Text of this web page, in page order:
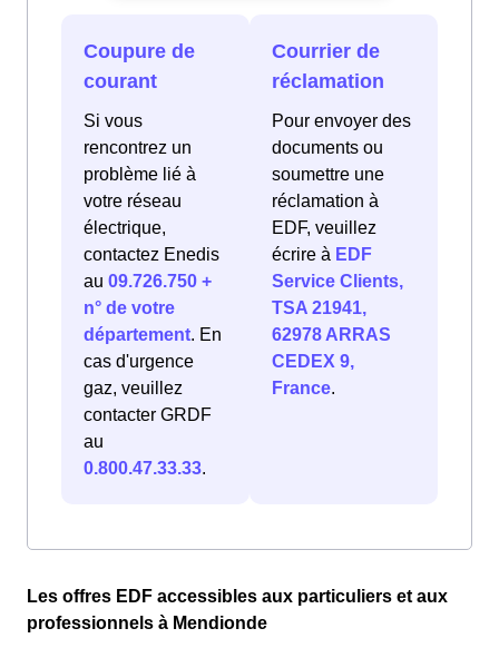
Coupure de
courant
Si vous
rencontrez un
problème lié à
votre réseau
électrique,
contactez Enedis
au 09.726.750 +
n° de votre
département. En
cas d'urgence
gaz, veuillez
contacter GRDF
au
0.800.47.33.33.
Courrier de
réclamation
Pour envoyer des
documents ou
soumettre une
réclamation à
EDF, veuillez
écrire à EDF
Service Clients,
TSA 21941,
62978 ARRAS
CEDEX 9,
France.
Les offres EDF accessibles aux particuliers et aux
professionnels à Mendionde